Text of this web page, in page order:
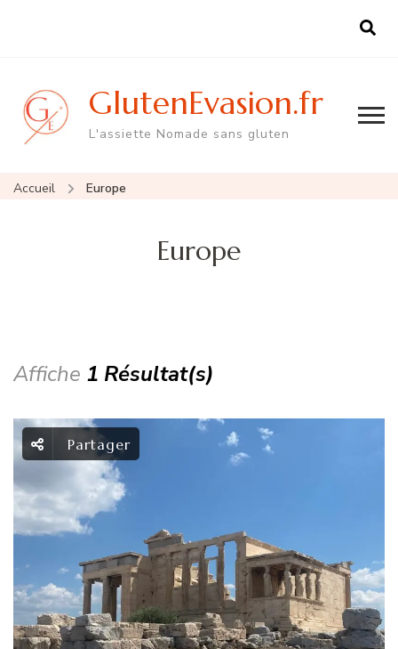
GlutenEvasion.fr
L'assiette Nomade sans gluten
Accueil Europe
Europe
Affiche 1 Résultat(s)
Partager